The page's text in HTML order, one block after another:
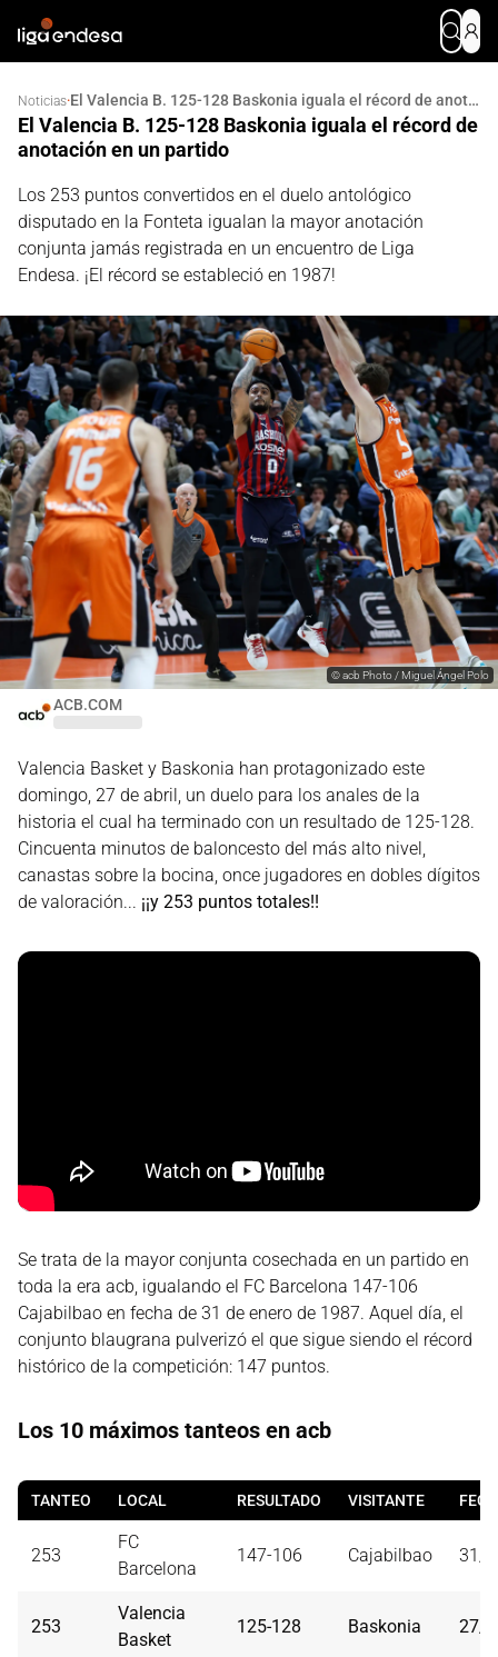
Noticias· El Valencia B. 125-128 Baskonia iguala el récord de anotación en un partido
El Valencia B. 125-128 Baskonia iguala el récord de
anotación en un partido
Los 253 puntos convertidos en el duelo antológico
disputado en la Fonteta igualan la mayor anotación
conjunta jamás registrada en un encuentro de Liga
Endesa. ¡El récord se estableció en 1987!
ACB.COM
©acb Photo / Miguel Ángel Polo
Valencia Basket y Baskonia han protagonizado este
domingo, 27 de abril, un duelo para los anales de la
historia el cual ha terminado con un resultado de 125-128.
Cincuenta minutos de baloncesto del más alto nivel,
canastas sobre la bocina, once jugadores en dobles dígitos
de valoración... ¡¡y 253 puntos totales!!
Se trata de la mayor conjunta cosechada en un partido en
toda la era acb, igualando el FC Barcelona 147-106
Cajabilbao en fecha de 31 de enero de 1987. Aquel día, el
conjunto blaugrana pulverizó el que sigue siendo el récord
histórico de la competición: 147 puntos.
Los 10 máximos tanteos en acb
TANTEO LOCAL RESULTADO VISITANTE
253
FC
Barcelona
147-106 Cajabilbao 31/
253
Valencia
Basket
125-128 Baskonia 27/